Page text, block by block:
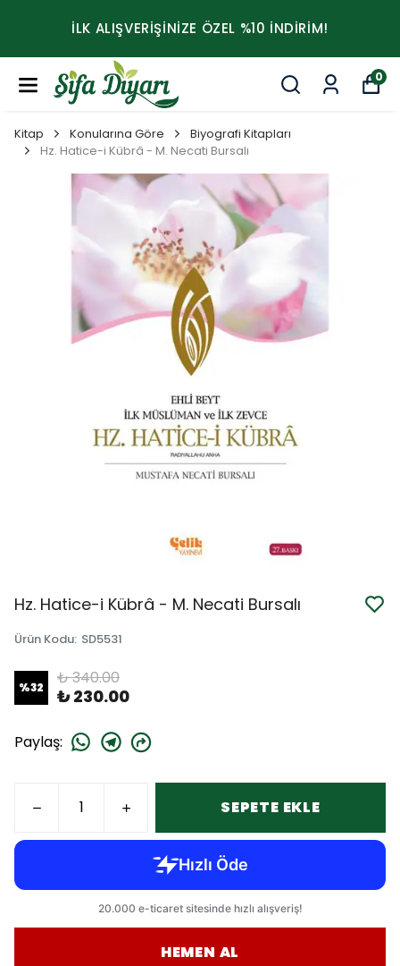
İLK ALIŞVERİŞİNİZE ÖZEL %10 İNDİRİM!
0
Kitap Konularına Göre
Biyografi Kitapları
Hz. Hatice-i Kübrâ - M. Necati Bursalı
Hz. Hatice-i Kübrâ - M. Necati Bursalı
Ürün Kodu: SD5531
%32 ₺ 340.00
₺ 230.00
Paylaş:
SEPETE EKLE
HEMEN AL